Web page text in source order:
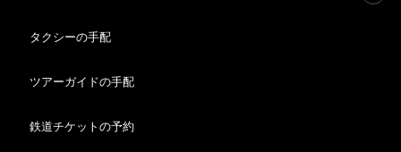
タクシーの手配
ツアーガイドの手配
鉄道チケットの予約
チッラ来た